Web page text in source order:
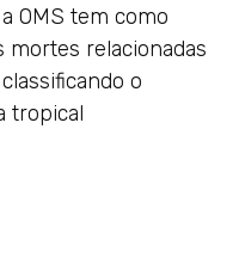
OMS tem como
mortes relacionadas
o
tropical